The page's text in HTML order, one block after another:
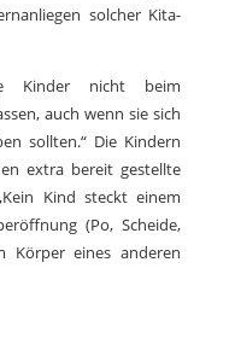
solcher Kita-
Kinder nicht beim
auch wenn sie sich
sollten.“ Die Kindern
extra bereit gestellte
Kind steckt einem
(Po, Scheide,
Körper eines anderen